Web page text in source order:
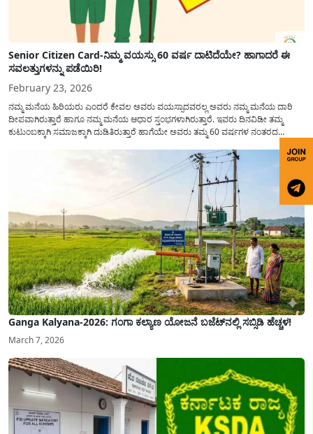
Senior Citizen Card-ನಿಮ್ಮ ವಯಸ್ಸು 60 ವರ್ಷ ದಾಟಿದೆಯೇ? ಹಾಗಾದರೆ ಈ
ಸವಲತ್ತುಗಳನ್ನು ಪಡೆಯಿರಿ!
February 23, 2026
ನಮ್ಮ ಮನೆಯ ಹಿರಿಯರು ಎಂದರೆ ಕೇವಲ ಅವರು ವಯಸ್ಸಾದವರಲ್ಲ ಅವರು ನಮ್ಮ ಮನೆಯ ದಾರಿ
ದೀಪವಾಗಿರುತ್ತಾರೆ ಹಾಗೂ ನಮ್ಮ ಮನೆಯ ಆಧಾರ ಸ್ತಂಭಗಳಾಗಿರುತ್ತಾರೆ. ಇವರು ದಿನವಿಡೀ ತಮ್ಮ
ಕುಟುಂಬಕ್ಕಾಗಿ ಸಮಾಜಕ್ಕಾಗಿ ದುಡಿತಿರುತ್ತಾರೆ ಹಾಗೆಯೇ ಅವರು ತಮ್ಮ 60 ವರ್ಷಗಳ ನಂತರದ
Ganga Kalyana-2026: ಗಂಗಾ ಕಲ್ಯಾಣ ಯೋಜನೆ ಬಜೆಟ್‌ನಲ್ಲಿ ಸಬ್ಸಿಡಿ ಹೆಚ್ಚಳ!
March 7, 2026